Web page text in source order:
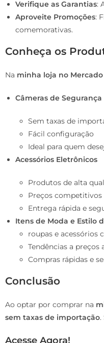
Verifique as Garantias:
Aproveite Promoções:
comemorativas.
Conheça os
Na minha loja no Mercado
Câmeras de Segurança
Sem taxas de
Fácil configuração
Ideal para quem
Acessórios Eletrônicos
Produtos de alta
Preços competitivos
Entrega rápida e
Itens de Moda e Estilo
roupas e acessórios
Tendências a preços
Compras rápidas e
Conclusão
Ao optar por comprar na
sem taxas de importação.
Acesse Agora!